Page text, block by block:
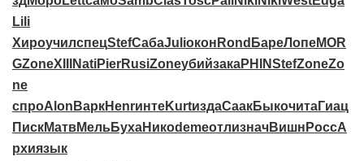
Lili
ХироучилспецStefСабаJuliокон Rond БареЛопеMOR
GZoneXIII NatiPierRusiZoneубийзакаPHINStefZoneZo
ne
спроAlon ВаркHenrинтеKurtиздаСаакБыкочитаГиац
ПискМатвМельБухаНикоdemeотлизначВишн РоссА
рхиязык